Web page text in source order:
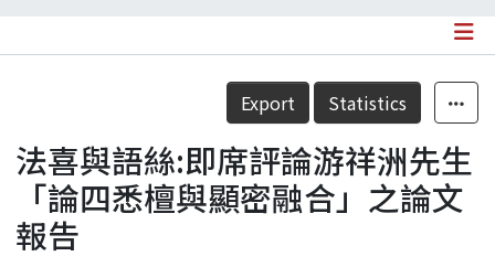
Statistics
Details
Export Statistics
法喜與語絲:即席評論游祥洲先生
「論四悉檀與顯密融合」之論文
報告